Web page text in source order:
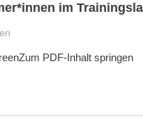
im
PDF-Inhalt springen